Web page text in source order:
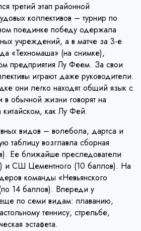
третий этап районной
коллективов – турнир по
поединке победу одержала
учреждений, а в матче за 3-е
«Техномаша» (на снимке),
предприятия Лу Феем. За свои
играют даже руководители.
они легко находят общий язык с
обычной жизни говорят на
как Лу Фей.
видов – волебола, дартса и
таблицу возглавла сборная
Ее ближайше преследователи
и СШ Цементного (10 баллов). На
команды «Невьянского
14 баллов). Впереди у
по семи видам: плаванию,
теннису, стрельбе,
эстафета.